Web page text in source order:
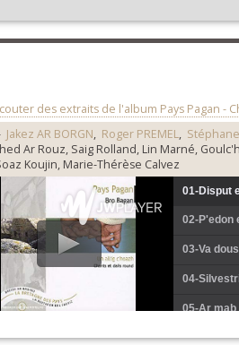
des extraits de l'album Pays Pagan -
Jakez AR BORGN, Roger PREMEL, Stéphane
Ar Rouz, Saig Rolland, Lin Marné,
Koujin, Marie-Thérèse Calvez
01-Disput
02-P'edon
03-Va
04-
05-Ar mab
06-Un